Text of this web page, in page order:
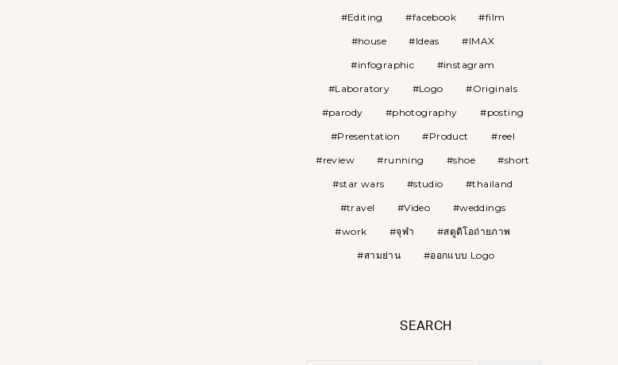
Editing
facebook
film
house
Ideas
IMAX
infographic
instagram
Laboratory
Logo
Originals
parody
photography
posting
Presentation
Product
reel
review
running shoe
short
star wars
studio
thailand
travel
Video
weddings
work
จุฬา
สตูดิโอถ่ายภาพ
สามย่าน
ออกแบบ Logo
SEARCH